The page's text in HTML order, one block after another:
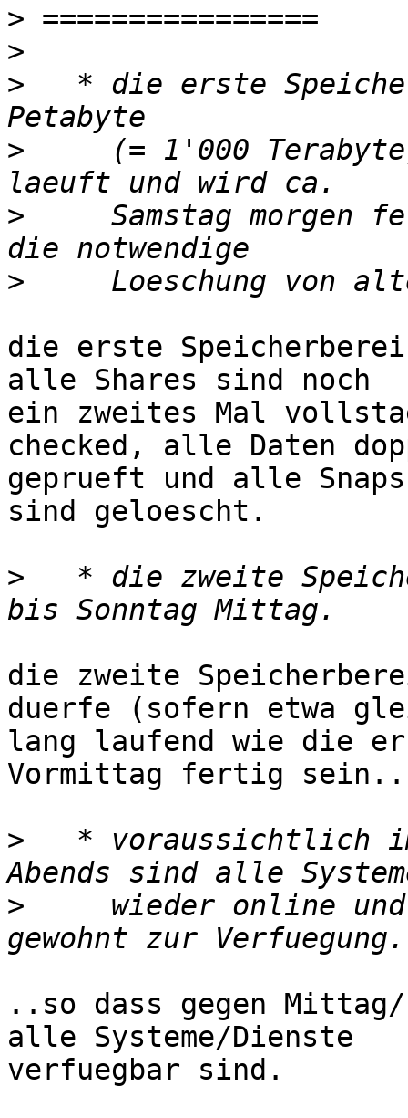
>
>
>
* die erste
>
(= 1'000
>
Samstag morgen
>
die erste
alle Shares sind noch
ein zweites Mal
checked, alle Daten
geprueft und alle
sind geloescht.
>
* die zweite
die zweite
duerfe (sofern etwa
lang laufend wie die
Vormittag fertig sein..
>
* voraussichtlich
>
wieder online
..so dass gegen
alle Systeme/Dienste
verfuegbar sind.